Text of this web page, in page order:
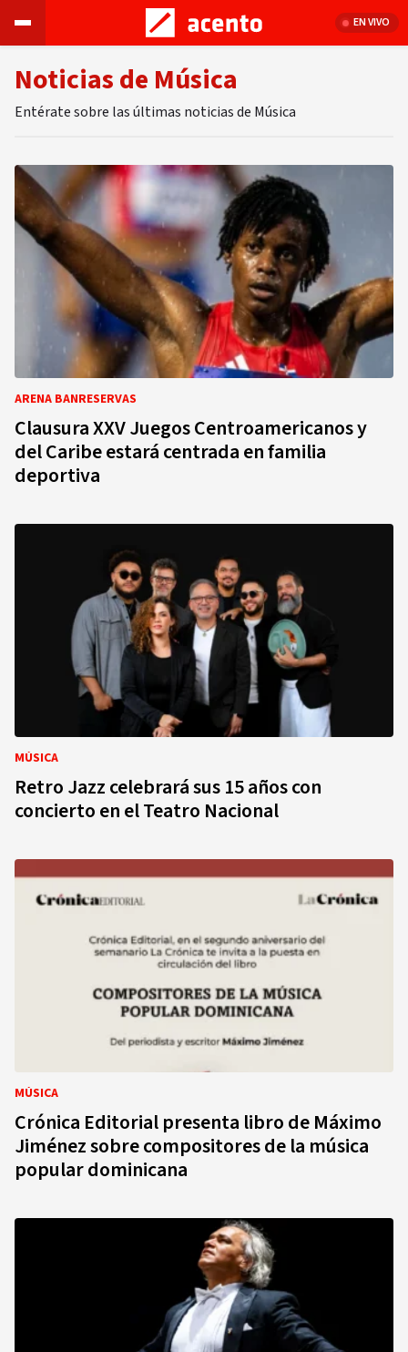
EN VIVO
Noticias de Música
Entérate sobre las últimas noticias de Música
ARENA BANRESERVAS
Clausura XXV Juegos Centroamericanos y
del Caribe estará centrada en familia
deportiva
MÚSICA
Retro Jazz celebrará sus 15 años con
concierto en el Teatro Nacional
MÚSICA
Crónica Editorial presenta libro de Máximo
Jiménez sobre compositores de la música
popular dominicana